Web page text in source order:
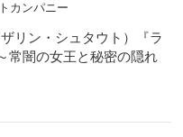
カンパニー
リン・シュタウト）『ラ
常闇の女王と秘密の隠れ